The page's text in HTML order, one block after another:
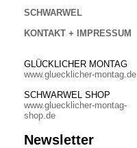
SCHWARWEL
KONTAKT + IMPRESSUM
GLÜCKLICHER MONTAG
www.gluecklicher-montag.de
SCHWARWEL SHOP
www.gluecklicher-montag-
shop.de
Newsletter